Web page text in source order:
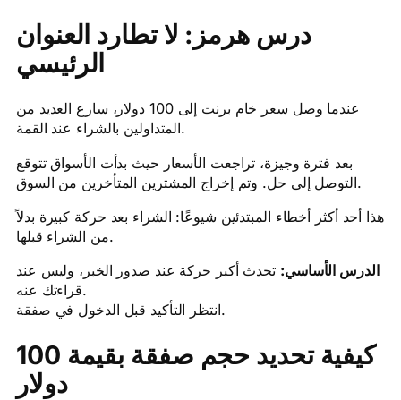
درس هرمز: لا تطارد العنوان
الرئيسي
عندما وصل سعر خام برنت إلى 100 دولار، سارع العديد من
المتداولين بالشراء عند القمة.
بعد فترة وجيزة، تراجعت الأسعار حيث بدأت الأسواق تتوقع
التوصل إلى حل. وتم إخراج المشترين المتأخرين من السوق.
هذا أحد أكثر أخطاء المبتدئين شيوعًا: الشراء بعد حركة كبيرة بدلاً
من الشراء قبلها.
الدرس الأساسي: تحدث أكبر حركة عند صدور الخبر، وليس عند
قراءتك عنه.
انتظر التأكيد قبل الدخول في صفقة.
كيفية تحديد حجم صفقة بقيمة 100
دولار